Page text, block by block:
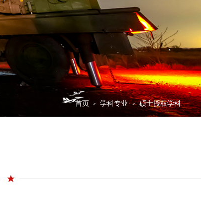
首页 ＞ 学科专业 ＞ 硕士授权学科